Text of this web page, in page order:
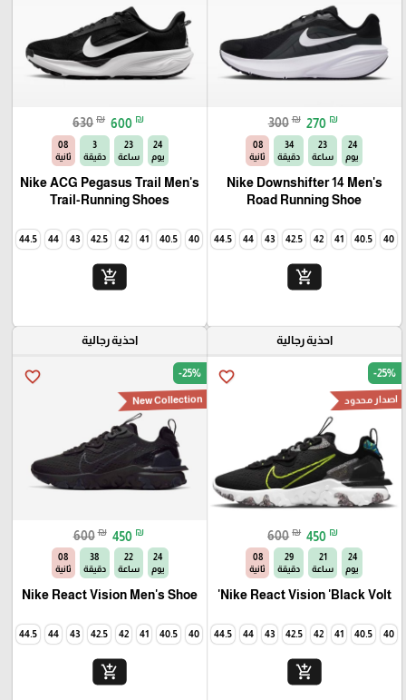
300 ₪ 270 ₪
24
يوم
23
ساعة
34
دقيقة
06
ثانية
Nike Downshifter 14 Men's
Road Running Shoe
40
40.5
41
42
42.5
43
44
44.5
45
add_shopping_cart
630 ₪ 600 ₪
24
يوم
23
ساعة
3
دقيقة
06
ثانية
Nike ACG Pegasus Trail Men's
Trail-Running Shoes
40
40.5
41
42
42.5
43
44
44.5
add_shopping_cart
احذية رجالية
favorite_border -25%
اصدار محدود
600 ₪ 450 ₪
24
يوم
21
ساعة
29
دقيقة
06
ثانية
Nike React Vision 'Black Volt'
40
40.5
41
42
42.5
43
44
44.5
45
add_shopping_cart
احذية رجالية
favorite_border -25%
New Collection
600 ₪ 450 ₪
24
يوم
22
ساعة
38
دقيقة
06
ثانية
Nike React Vision Men's Shoe
40
40.5
41
42
42.5
43
44
44.5
add_shopping_cart